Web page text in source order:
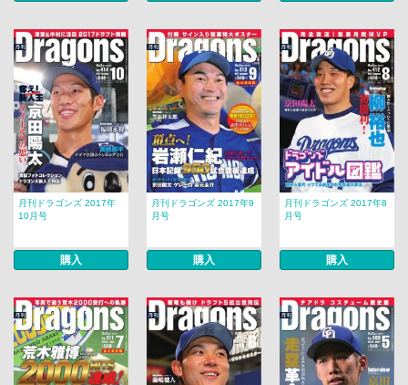
月刊ドラゴンズ 2017年
10月号
購入
月刊ドラゴンズ 2017年9
月号
購入
月刊ドラゴンズ 2017年8
月号
購入